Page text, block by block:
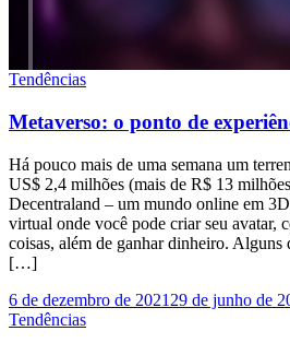
Tendências
Metaverso: o ponto de
Há pouco mais de uma semana um
US$ 2,4 milhões (mais de R$ 13
Decentraland – um mundo online em
virtual onde você pode criar seu avatar,
coisas, além de ganhar dinheiro. Alguns
[…]
6 de dezembro de 2021 29 de junho de
Tendências